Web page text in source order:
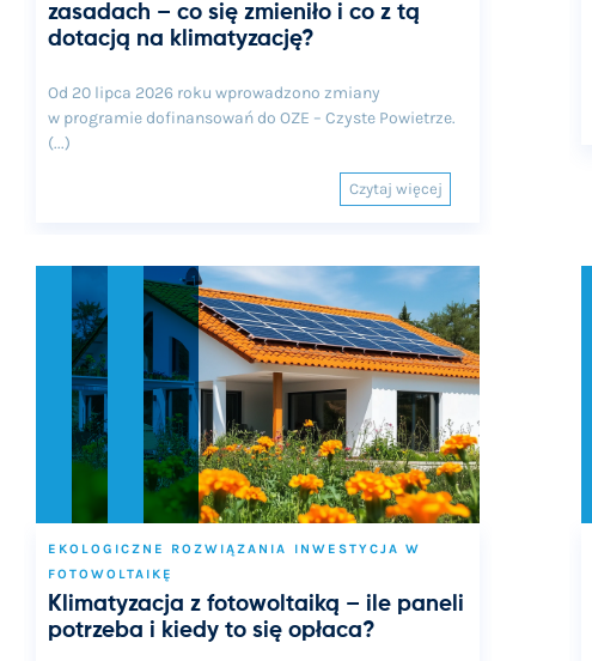
zasadach – co się zmieniło i co z tą
dotacją na klimatyzację?
Od 20 lipca 2026 roku wprowadzono zmiany
w programie dofinansowań do OZE – Czyste Powietrze.
(...)
Czytaj więcej
EKOLOGICZNE ROZWIĄZANIA
INWESTYCJA W
FOTOWOLTAIKĘ
Klimatyzacja z fotowoltaiką – ile paneli
potrzeba i kiedy to się opłaca?